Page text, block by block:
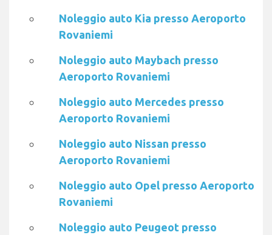
Noleggio auto Kia presso Aeroporto
Rovaniemi
Noleggio auto Maybach presso
Aeroporto Rovaniemi
Noleggio auto Mercedes presso
Aeroporto Rovaniemi
Noleggio auto Nissan presso
Aeroporto Rovaniemi
Noleggio auto Opel presso Aeroporto
Rovaniemi
Noleggio auto Peugeot presso